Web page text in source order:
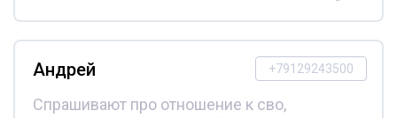
+79129243500
Андрей
Спрашивают про отношение к сво,